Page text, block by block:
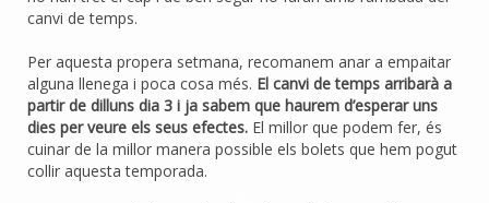
canvi de temps.
Per aquesta propera setmana, recomanem anar a empaitar
alguna llenega i poca cosa més. El canvi de temps arribarà a
partir de dilluns dia 3 i ja sabem que haurem d’esperar uns
dies per veure els seus efectes. El millor que podem fer, és
cuinar de la millor manera possible els bolets que hem pogut
collir aquesta temporada.